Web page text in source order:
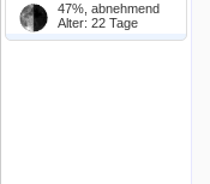
47%, abnehmend
Alter: 22 Tage